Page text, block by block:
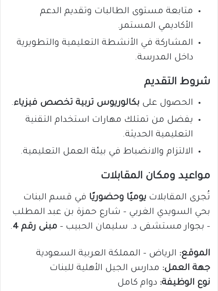
متابعة مستوى الطالبات وتقديم الدعم
الأكاديمي المستمر.
المشاركة في الأنشطة التعليمية والتطويرية
داخل المدرسة.
شروط التقديم
الحصول على بكالوريوس تربية تخصص فيزياء.
يفضل من تمتلك مهارات استخدام التقنية
التعليمية الحديثة.
الالتزام والانضباط في بيئة العمل التعليمية.
مواعيد ومكان المقابلات
تُجرى المقابلات يوميًا وحضوريًا في قسم البنات
بحي السويدي الغربي – شارع حمزة بن عبد المطلب
– بجوار مستشفى د. سليمان الحبيب – مبنى رقم 4 .
الموقع: الرياض – المملكة العربية السعودية
جهة العمل: مدارس الجيل الأهلية للبنات
نوع الوظيفة: دوام كامل